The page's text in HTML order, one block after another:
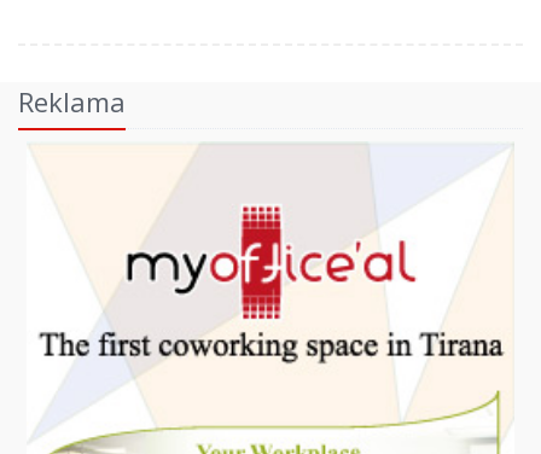
Reklama